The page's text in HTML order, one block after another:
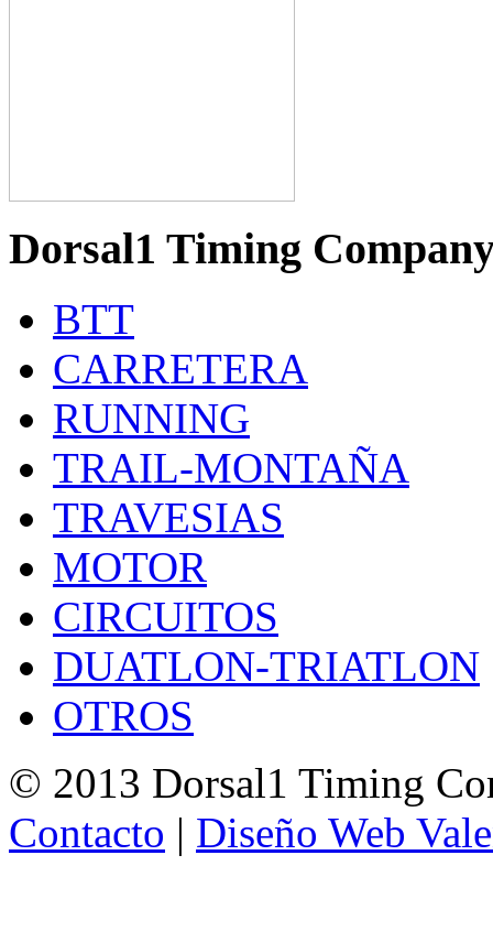
Dorsal1 Timing
BTT
CARRETERA
RUNNING
TRAIL-MONTAÑA
TRAVESIAS
MOTOR
CIRCUITOS
DUATLON-TRIATLON
OTROS
© 2013 Dorsal1 Timing
Contacto | Diseño Web